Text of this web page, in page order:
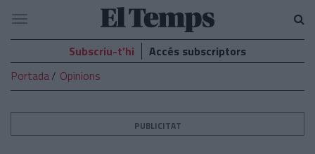
El
Temps
Navegació
Subscriu-t’hi
Accés subscriptors
Portada
Opinions
PUBLICITAT